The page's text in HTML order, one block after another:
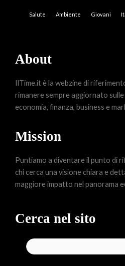
Salute Ambiente Giovani
About
IlTime.it è la webzine di
rimanere sempre aggiornato
economia, finanza, business e
Mission
Puntiamo a diventare il punto di
chi cerca una visione chiara e
maggiore impatto nel panorama
Cerca nel sito